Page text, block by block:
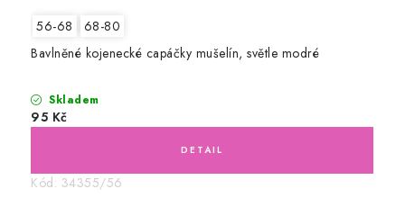
56-68
68-80
Bavlněné kojenecké capáčky mušelín, světle modré
Skladem
95 Kč
Kód: 34355/56